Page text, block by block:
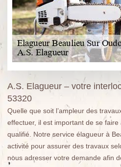
A.S. Elagueur – votre
53320
Quelle que soit l’ampleur des
effectuer, il est important de se
qualifié. Notre service élagueur à
activité pour assurer des travaux
nous adresser votre demande afin